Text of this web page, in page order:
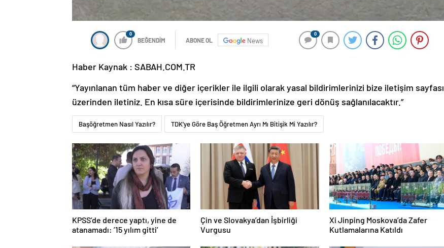
0
BEĞENDİM ABONE OL News
0
Haber Kaynak : SABAH.COM.TR
“Yayınlanan tüm haber ve diğer içerikler ile ilgili olarak yasal bildirimlerinizi bize iletişim sayfası
üzerinden iletiniz. En kısa süre içerisinde bildirimlerinize geri dönüş sağlanılacaktır.”
Başöğretmen Nasıl Yazılır? TDK’ye Göre Baş Öğretmen Ayrı Mı Bitişik Mi Yazılır?
KPSS’de derece yaptı, yine de
atanamadı: ’15 yılım gitti’
Çin ve Slovakya’dan İşbirliği
Vurgusu
Xi Jinping Moskova’da Zafer
Kutlamalarına Katıldı